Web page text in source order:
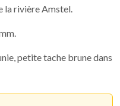
la rivière Amstel.
petite tache brune dans